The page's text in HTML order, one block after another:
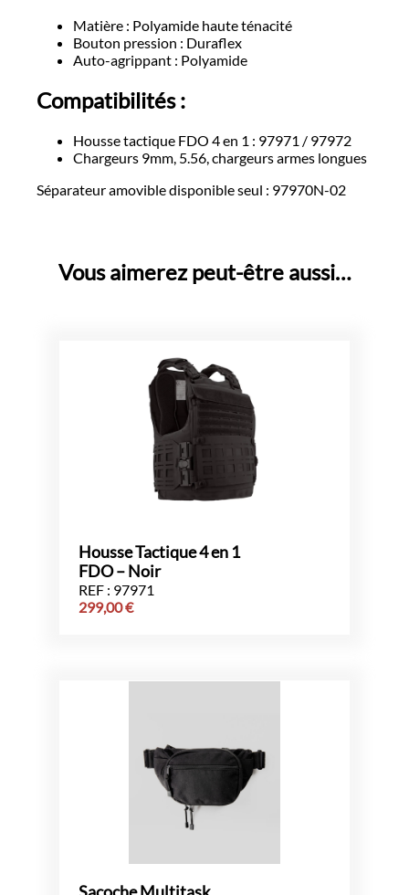
Matière : Polyamide haute ténacité
Bouton pression : Duraflex
Auto-agrippant : Polyamide
Compatibilités :
Housse tactique FDO 4 en 1 : 97971 / 97972
Chargeurs 9mm, 5.56, chargeurs armes longues
Séparateur amovible disponible seul : 97970N-02
Vous aimerez peut-être aussi…
Housse Tactique 4 en 1
FDO – Noir
REF : 97971
299,00€